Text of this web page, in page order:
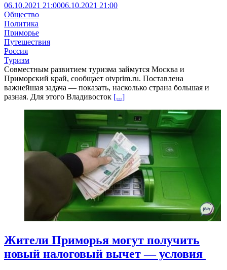
06.10.2021 21:0006.10.2021 21:00
Общество
Политика
Приморье
Путешествия
Россия
Туризм
Совместным развитием туризма займутся Москва и
Приморский край, сообщает otvprim.ru. Поставлена
важнейшая задача — показать, насколько страна большая и
разная. Для этого Владивосток [...]
Жители Приморья могут получить
новый налоговый вычет — условия